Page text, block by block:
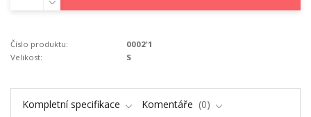
Číslo produktu:
0002'1
Velikost:
S
Kompletní specifikace Komentáře 0